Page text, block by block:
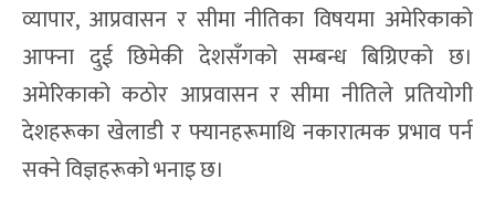
व्यापार, आप्रवासन र सीमा नीतिका विषयमा अमेरिकाको
आफ्ना दुई छिमेकी देशसँगको सम्बन्ध बिग्रिएको छ।
अमेरिकाको कठोर आप्रवासन र सीमा नीतिले प्रतियोगी
देशहरूका खेलाडी र फ्यानहरूमाथि नकारात्मक प्रभाव पर्न
सक्ने विज्ञहरूको भनाइ छ।